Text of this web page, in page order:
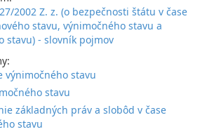
2002 Z. z. (o bezpečnosti štátu v čase
stavu, výnimočného stavu a
stavu) - slovník pojmov
výnimočného stavu
stavu
základných práv a slobôd v čase
stavu